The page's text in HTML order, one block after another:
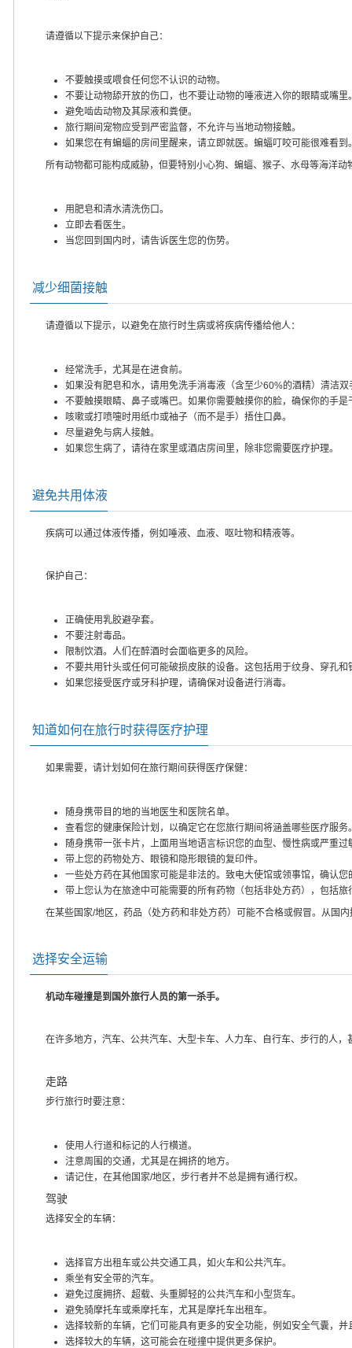
请遵循以下提示来保护自己：
不要触摸或喂食任何您不认识的动物。
不要让动物舔开放的伤口，也不要让动物的唾液进入你的眼睛或嘴里
避免啮齿动物及其尿液和粪便。
旅行期间宠物应受到严密监督，不允许与当地动物接触。
如果您在有蝙蝠的房间里醒来，请立即就医。蝙蝠叮咬可能很难看到
所有动物都可能构成威胁，但要特别小心狗、蝙蝠、猴子、水母等海洋
用肥皂和清水清洗伤口。
立即去看医生。
当您回到国内时，请告诉医生您的伤势。
减少细菌接触
请遵循以下提示，以避免在旅行时生病或将疾病传播给他人：
经常洗手，尤其是在进食前。
如果没有肥皂和水，请用免洗手消毒液（含至少60%的酒精）清洁双
不要触摸眼睛、鼻子或嘴巴。如果你需要触摸你的脸，确保你的手是
咳嗽或打喷嚏时用纸巾或袖子（而不是手）捂住口鼻。
尽量避免与病人接触。
如果您生病了，请待在家里或酒店房间里，除非您需要医疗护理。
避免共用体液
疾病可以通过体液传播，例如唾液、血液、呕吐物和精液等。
保护自己：
正确使用乳胶避孕套。
不要注射毒品。
限制饮酒。人们在醉酒时会面临更多的风险。
不要共用针头或任何可能破损皮肤的设备。这包括用于纹身、穿孔和
如果您接受医疗或牙科护理，请确保对设备进行消毒。
知道如何在旅行时获得医疗护理
如果需要，请计划如何在旅行期间获得医疗保健：
随身携带目的地的当地医生和医院名单。
查看您的健康保险计划，以确定它在您旅行期间将涵盖哪些医疗服
随身携带一张卡片，上面用当地语言标识您的血型、慢性病或严重
带上您的药物处方、眼镜和隐形眼镜的复印件。
一些处方药在其他国家可能是非法的。致电大使馆或领事馆，确认
带上您认为在旅途中可能需要的所有药物（包括非处方药），包括
在某些国家/地区，药品（处方药和非处方药）可能不合格或假冒。从国
选择安全运输
机动车碰撞是到国外旅行人员的第一杀手。
在许多地方，汽车、公共汽车、大型卡车、人力车、自行车、步行的人
走路
步行旅行时要注意：
使用人行道和标记的人行横道。
注意周围的交通，尤其是在拥挤的地方。
请记住，在其他国家/地区，步行者并不总是拥有通行权。
驾驶
选择安全的车辆：
选择官方出租车或公共交通工具，如火车和公共汽车。
乘坐有安全带的汽车。
避免过度拥挤、超载、头重脚轻的公共汽车和小型货车。
避免骑摩托车或乘摩托车，尤其是摩托车出租车。
选择较新的车辆，它们可能具有更多的安全功能，例如安全气囊，并
选择较大的车辆，这可能会在碰撞中提供更多保护。